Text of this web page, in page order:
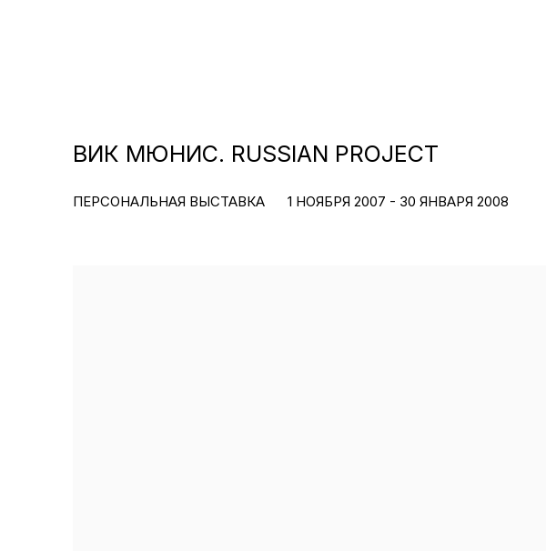
ВИК МЮНИС. RUSSIAN PROJECT
ПЕРСОНАЛЬНАЯ ВЫСТАВКА 1 НОЯБРЯ 2007 - 30 ЯНВАРЯ 2008